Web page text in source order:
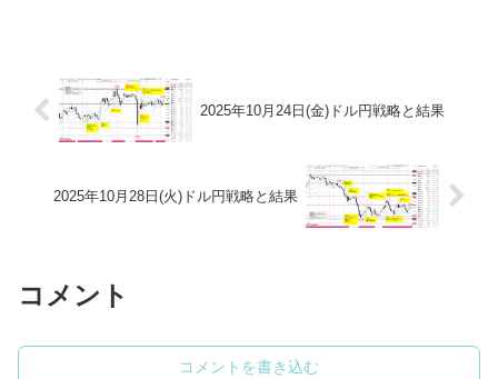
2025年10月24日(金)ドル円戦略と結果
2025年10月28日(火)ドル円戦略と結果
コメント
コメントを書き込む